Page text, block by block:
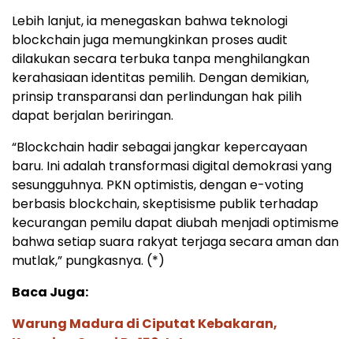
Lebih lanjut, ia menegaskan bahwa teknologi
blockchain juga memungkinkan proses audit
dilakukan secara terbuka tanpa menghilangkan
kerahasiaan identitas pemilih. Dengan demikian,
prinsip transparansi dan perlindungan hak pilih
dapat berjalan beriringan.
“Blockchain hadir sebagai jangkar kepercayaan
baru. Ini adalah transformasi digital demokrasi yang
sesungguhnya. PKN optimistis, dengan e-voting
berbasis blockchain, skeptisisme publik terhadap
kecurangan pemilu dapat diubah menjadi optimisme
bahwa setiap suara rakyat terjaga secara aman dan
mutlak,” pungkasnya. (*)
Baca Juga:
Warung Madura di Ciputat Kebakaran,